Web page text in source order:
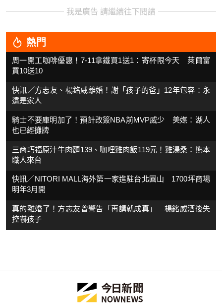
我是廣告 請繼續往下閱讀
熱門
周一開工咖啡優惠！7-11拿鐵買1送1：寄杯限今天 萊爾富
買10送10
快訊／方志友、楊銘威離婚！謝「孩子的爸」12年包容：永
遠是家人
騎士不要庫明加了！預計改簽NBA前MVP威少 美媒：湖人
也已經攤牌
三商巧福原汁牛肉麵139、咖哩雞肉飯119元！雞湯桑：熊本
職人來台
快訊／NITORI MALL海外第一家進駐台北圓山 1700坪商場
明年3月開
真的離婚了！方志友曾警告「再講就成真」 楊銘威酒後失
控嚇孩子